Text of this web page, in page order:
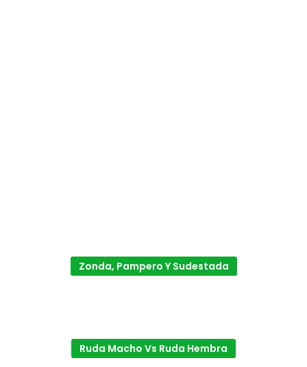
Zonda, Pampero Y Sudestada
Ruda Macho Vs Ruda Hembra